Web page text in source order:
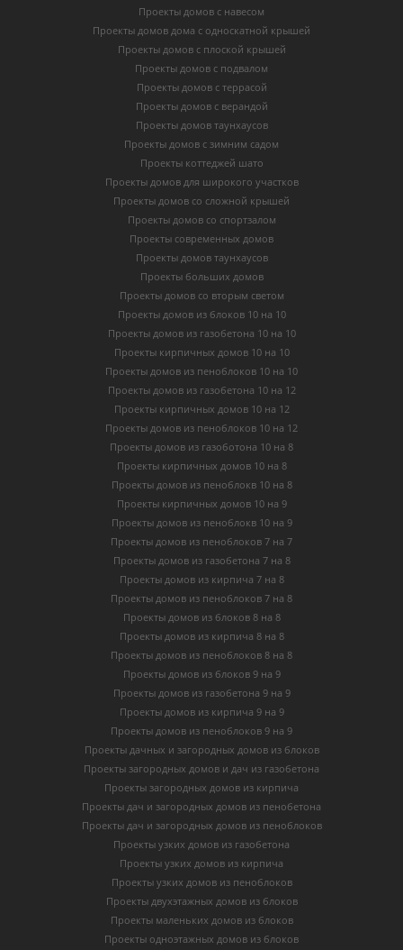
Проекты домов с навесом
Проекты домов дома с односкатной крышей
Проекты домов с плоской крышей
Проекты домов с подвалом
Проекты домов с террасой
Проекты домов с верандой
Проекты домов таунхаусов
Проекты домов с зимним садом
Проекты коттеджей шато
Проекты домов для широкого участков
Проекты домов со сложной крышей
Проекты домов со спортзалом
Проекты современных домов
Проекты домов таунхаусов
Проекты больших домов
Проекты домов со вторым светом
Проекты домов из блоков 10 на 10
Проекты домов из газобетона 10 на 10
Проекты кирпичных домов 10 на 10
Проекты домов из пеноблоков 10 на 10
Проекты домов из газобетона 10 на 12
Проекты кирпичных домов 10 на 12
Проекты домов из пеноблоков 10 на 12
Проекты домов из газоботона 10 на 8
Проекты кирпичных домов 10 на 8
Проекты домов из пеноблокв 10 на 8
Проекты кирпичных домов 10 на 9
Проекты домов из пеноблокв 10 на 9
Проекты домов из пеноблоков 7 на 7
Проекты домов из газобетона 7 на 8
Проекты домов из кирпича 7 на 8
Проекты домов из пеноблоков 7 на 8
Проекты домов из блоков 8 на 8
Проекты домов из кирпича 8 на 8
Проекты домов из пеноблоков 8 на 8
Проекты домов из блоков 9 на 9
Проекты домов из газобетона 9 на 9
Проекты домов из кирпича 9 на 9
Проекты домов из пеноблоков 9 на 9
Проекты дачных и загородных домов из блоков
Проекты загородных домов и дач из газобетона
Проекты загородных домов из кирпича
Проекты дач и загородных домов из пенобетона
Проекты дач и загородных домов из пеноблоков
Проекты узких домов из газобетона
Проекты узких домов из кирпича
Проекты узких домов из пеноблоков
Проекты двухэтажных домов из блоков
Проекты маленьких домов из блоков
Проекты одноэтажных домов из блоков